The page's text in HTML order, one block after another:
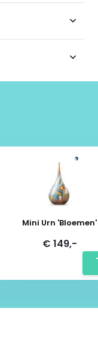
Mini Urn 'Bloemen'
€ 149,-